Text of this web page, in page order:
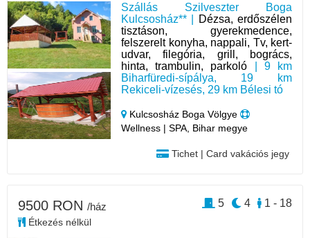
Szállás Szilveszter Boga
Kulcsosház** |
Dézsa, erdőszélen
tisztáson, gyerekmedence,
felszerelt konyha, nappali, Tv, kert-
udvar, filegória, grill, bogrács,
hinta, trambulin, parkoló | 9 km
Biharfüredi-sípálya, 19 km
Rekiceli-vízesés, 29 km Bélesi tó
Kulcsosház Boga Völgye
Wellness | SPA, Bihar megye
Tichet | Card vakációs jegy
9500 RON /ház
Étkezés nélkül
1 - 18
4
5